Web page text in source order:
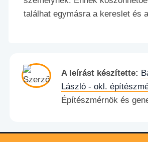
találhat egymásra a kereslet és
A leírást készítette:
László - okl.
Építészmérnök és